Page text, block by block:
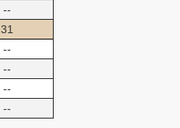
--
31
--
--
--
--